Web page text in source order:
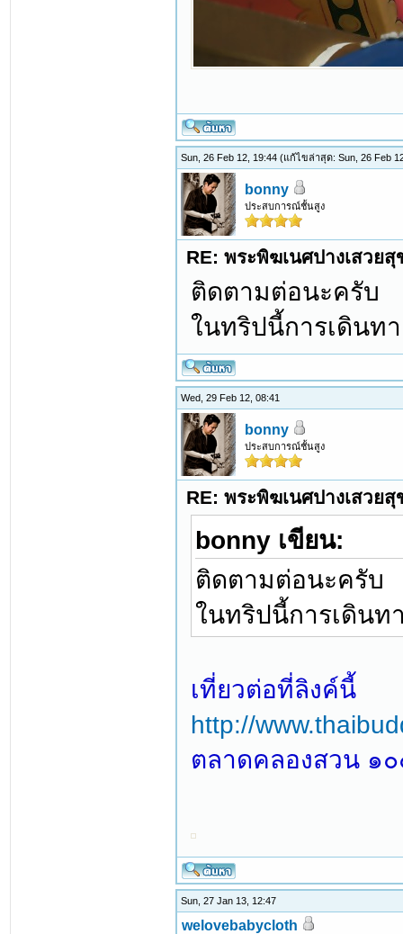
Sun, 26 Feb 12, 19:44(แก้ไขล่าสุด: Sun, 26 Feb
bonny
ประสบการณ์ชั้นสูง
RE: พระพิฆเนศปางเสวย
ติดตามต่อนะครับ
ในทริปนี้การเดินท
Wed, 29 Feb 12, 08:41
bonny
ประสบการณ์ชั้นสูง
RE: พระพิฆเนศปางเสวย
bonny เขียน:
ติดตามต่อนะครับ
ในทริปนี้การเดินท
เที่ยวต่อที่ลิงค์นี้
http://
ตลาดคลองสวน ๑๐
Sun, 27 Jan 13, 12:47
welovebabycloth